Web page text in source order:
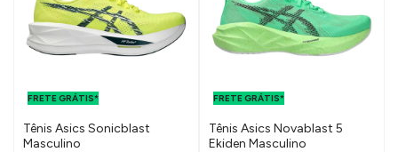
FRETE GRÁTIS*
Tênis Asics Sonicblast
Masculino
FRETE GRÁTIS*
Tênis Asics Novablast 5
Ekiden Masculino